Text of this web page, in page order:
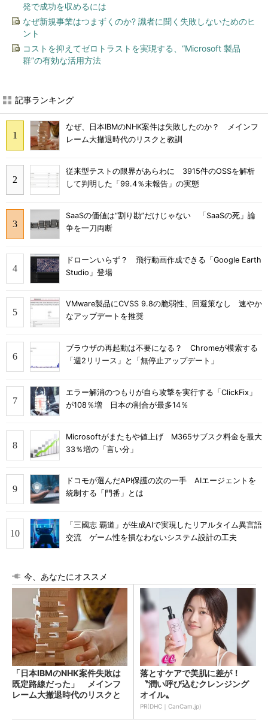
発で成功を収めるには
なぜ新規事業はつまずくのか? 識者に聞く失敗しないためのヒ
ント
コストを抑えてゼロトラストを実現する、“Microsoft 製品
群”の有効な活用方法
記事ランキング
なぜ、日本IBMのNHK案件は失敗したのか？ メインフ
レーム大撤退時代のリスクと教訓
従来型テストの限界があらわに 3915件のOSSを解析
して判明した「99.4％未報告」の実態
SaaSの価値は“割り勘”だけじゃない 「SaaSの死」論
争を一刀両断
ドローンいらず？ 飛行動画作成できる「Google Earth
Studio」登場
VMware製品にCVSS 9.8の脆弱性、回避策なし 速やか
なアップデートを推奨
ブラウザの再起動は不要になる？ Chromeが模索する
「週2リリース」と「無停止アップデート」
エラー解消のつもりが自ら攻撃を実行する「ClickFix」
が108％増 日本の割合が最多14％
Microsoftがまたもや値上げ M365サブスク料金を最大
33％増の「言い分」
ドコモが選んだAPI保護の次の一手 AIエージェントを
統制する「門番」とは
「三國志 覇道」が生成AIで実現したリアルタイム異言語
交流 ゲーム性を損なわないシステム設計の工夫
今、あなたにオススメ
「日本IBMのNHK案件失敗は
既定路線だった」 メインフ
レーム大撤退時代のリスクと
落とすケアで美肌に差が！
〝潤い呼び込むクレンジング
オイル〟
PR(DHC｜CanCam.jp)